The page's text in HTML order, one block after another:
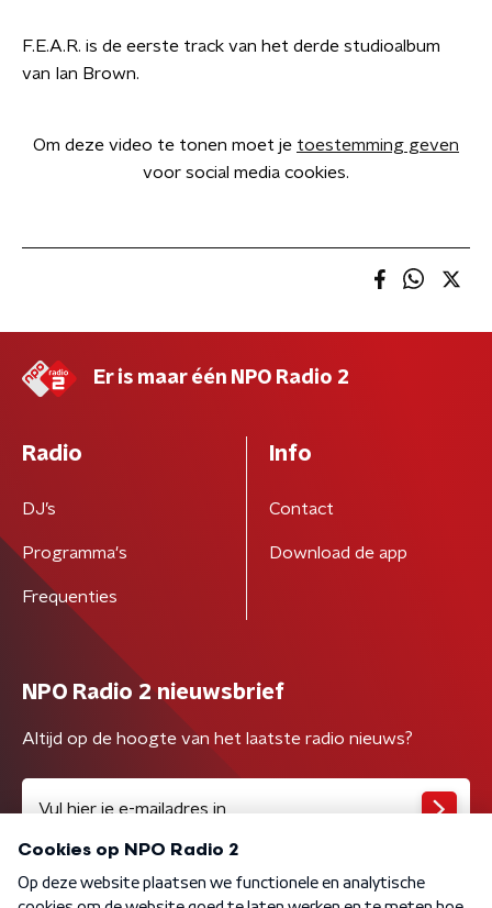
F.E.A.R. is de eerste track van het derde studioalbum
van Ian Brown.
Om deze video te tonen moet je toestemming geven
voor social media cookies.
Er is maar één NPO Radio 2
Radio
DJ’s
Programma's
Frequenties
Info
Contact
Download de app
NPO Radio 2 nieuwsbrief
Altijd op de hoogte van het laatste radio nieuws?